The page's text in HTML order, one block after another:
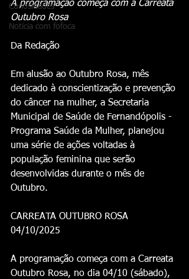
Curiosidades
Notícia com fofoca
A programação começa com a Carreata
Outubro Rosa
Da Redação
Em alusão ao Outubro Rosa, mês
dedicado à conscientização e prevenção
do câncer na mulher, a Secretaria
Municipal de Saúde de Fernandópolis -
Programa Saúde da Mulher, planejou
uma série de ações voltadas à
população feminina que serão
desenvolvidas durante o mês de
Outubro.
CARREATA OUTUBRO ROSA
04/10/2025
A programação começa com a Carreata
Outubro Rosa, no dia 04/10 (sábado),